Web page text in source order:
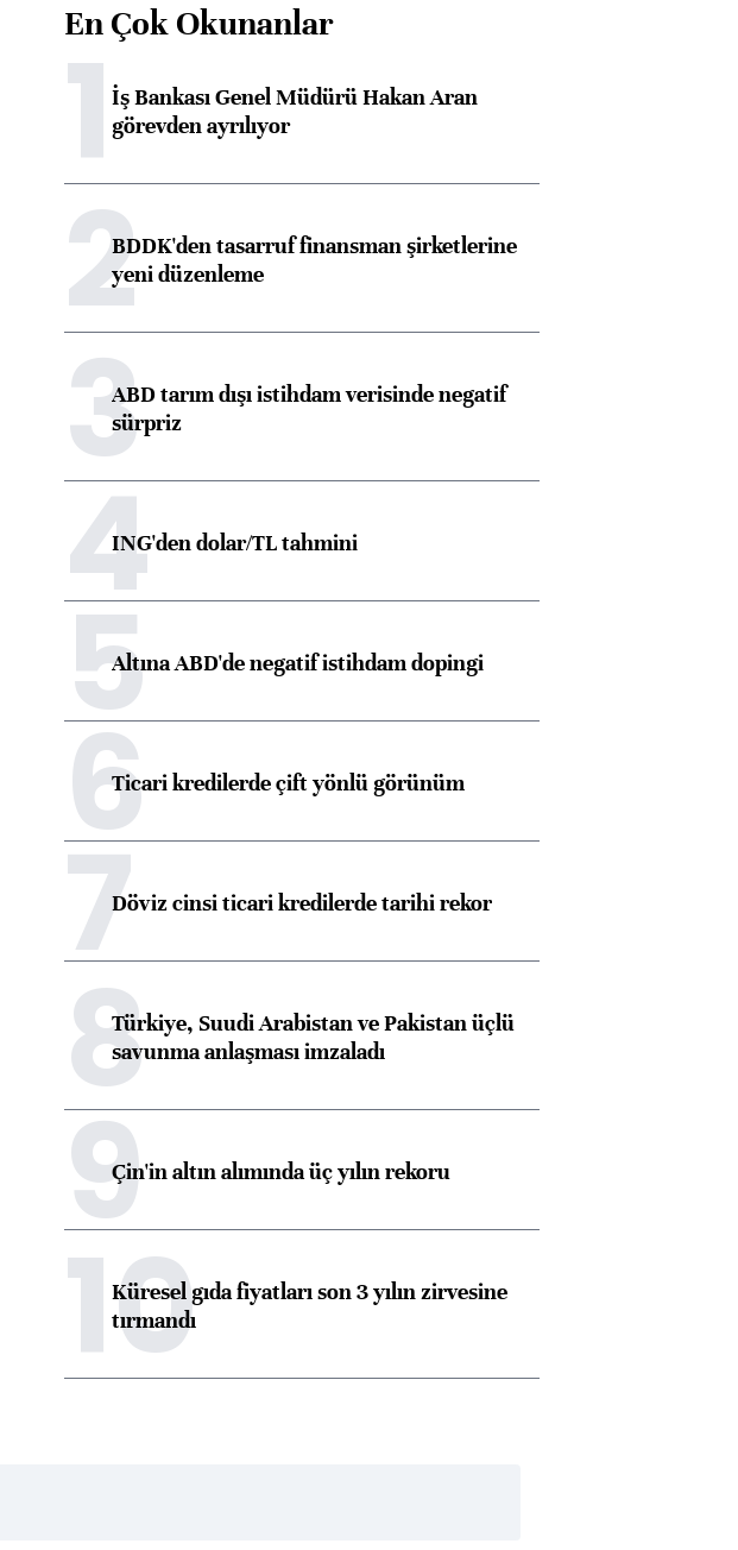
En Çok Okunanlar
1İş Bankası Genel Müdürü Hakan Aran
görevden ayrılıyor
2BDDK'den tasarruf finansman şirketlerine
yeni düzenleme
3ABD tarım dışı istihdam verisinde negatif
sürpriz
4ING'den dolar/TL tahmini
5Altına ABD'de negatif istihdam dopingi
6Ticari kredilerde çift yönlü görünüm
7Döviz cinsi ticari kredilerde tarihi rekor
8Türkiye, Suudi Arabistan ve Pakistan üçlü
savunma anlaşması imzaladı
9Çin'in altın alımında üç yılın rekoru
10
Küresel gıda fiyatları son 3 yılın zirvesine
tırmandı